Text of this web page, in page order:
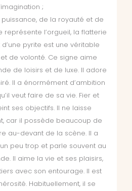
;
de la royauté et de
représente l’orgueil, la flatterie
pyrite est une véritable
de volonté. Ce signe aime
de loisirs et de luxe. Il adore
Il a énormément d’ambition
veut faire de sa vie. Fier et
ses objectifs. Il ne laisse
car il possède beaucoup de
au-devant de la scène. Il a
peu trop et parle souvent au
Il aime la vie et ses plaisirs,
avec son entourage. Il est
Habituellement, il se